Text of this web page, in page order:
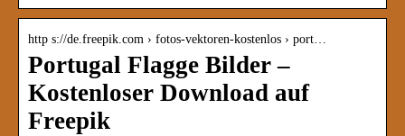
http s://de.freepik.com › fotos-vektoren-kostenlos › port…
Portugal Flagge Bilder –
Kostenloser Download auf
Freepik